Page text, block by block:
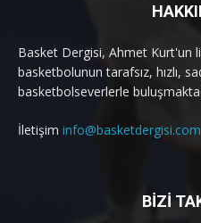
Basket Dergisi, Ahmet Kurt'un
basketbolunun tarafsız, hızlı,
basketbolseverlerle
İletişim info@basketdergisi.com
BİZİ